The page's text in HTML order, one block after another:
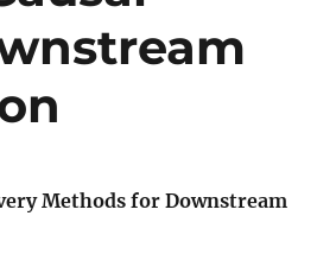
Methods for Downstream